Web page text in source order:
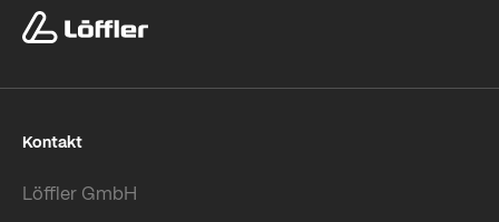
Kontakt
Löffler GmbH